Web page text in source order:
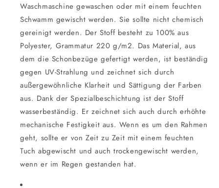
Waschmaschine gewaschen oder mit einem feuchten
Schwamm gewischt werden. Sie sollte nicht chemisch
gereinigt werden. Der Stoff besteht zu 100% aus
Polyester, Grammatur 220 g/m2. Das Material, aus
dem die Schonbezüge gefertigt werden, ist beständig
gegen UV-Strahlung und zeichnet sich durch
außergewöhnliche Klarheit und Sättigung der Farben
aus. Dank der Spezialbeschichtung ist der Stoff
wasserbeständig. Er zeichnet sich auch durch erhöhte
mechanische Festigkeit aus. Wenn es um den Rahmen
geht, sollte er von Zeit zu Zeit mit einem feuchten
Tuch abgewischt und auch trockengewischt werden,
wenn er im Regen gestanden hat.